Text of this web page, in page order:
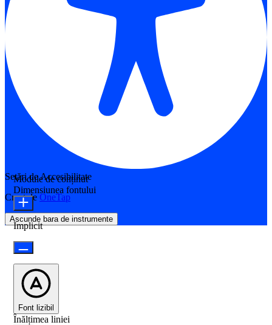
Setări de Accesibilitate
Creat de OneTap
Ascunde bara de instrumente
Module de conținut
Dimensiunea fontului
Implicit
Font lizibil
Înălțimea liniei